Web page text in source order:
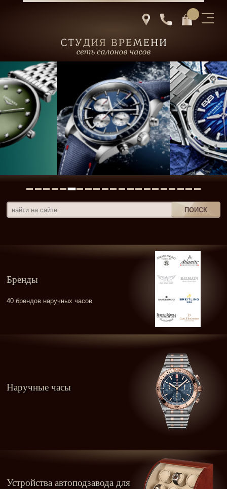
Бренды
40 брендов наручных часов
Наручные часы
Устройства автоподзавода для